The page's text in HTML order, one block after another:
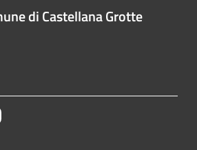
di Castellana Grotte
Instagram